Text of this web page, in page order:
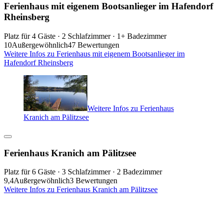
Ferienhaus mit eigenem Bootsanlieger im Hafendorf
Rheinsberg
Platz für 4 Gäste · 2 Schlafzimmer · 1+ Badezimmer
10Außergewöhnlich47 Bewertungen
Weitere Infos zu Ferienhaus mit eigenem Bootsanlieger im
Hafendorf Rheinsberg
Weitere Infos zu Ferienhaus
Kranich am Pälitzsee
Ferienhaus Kranich am Pälitzsee
Platz für 6 Gäste · 3 Schlafzimmer · 2 Badezimmer
9,4Außergewöhnlich3 Bewertungen
Weitere Infos zu Ferienhaus Kranich am Pälitzsee